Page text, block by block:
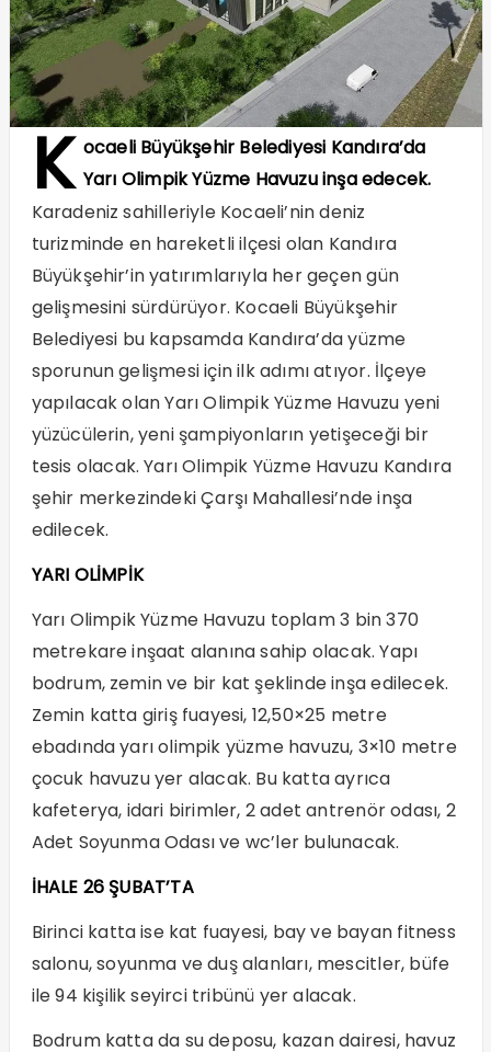
K ocaeli Büyükşehir Belediyesi Kandıra’da
Yarı Olimpik Yüzme Havuzu inşa edecek.
Karadeniz sahilleriyle Kocaeli’nin deniz
turizminde en hareketli ilçesi olan Kandıra
Büyükşehir’in yatırımlarıyla her geçen gün
gelişmesini sürdürüyor. Kocaeli Büyükşehir
Belediyesi bu kapsamda Kandıra’da yüzme
sporunun gelişmesi için ilk adımı atıyor. İlçeye
yapılacak olan Yarı Olimpik Yüzme Havuzu yeni
yüzücülerin, yeni şampiyonların yetişeceği bir
tesis olacak. Yarı Olimpik Yüzme Havuzu Kandıra
şehir merkezindeki Çarşı Mahallesi’nde inşa
edilecek.
YARI OLİMPİK
Yarı Olimpik Yüzme Havuzu toplam 3 bin 370
metrekare inşaat alanına sahip olacak. Yapı
bodrum, zemin ve bir kat şeklinde inşa edilecek.
Zemin katta giriş fuayesi, 12,50×25 metre
ebadında yarı olimpik yüzme havuzu, 3×10 metre
çocuk havuzu yer alacak. Bu katta ayrıca
kafeterya, idari birimler, 2 adet antrenör odası, 2
Adet Soyunma Odası ve wc’ler bulunacak.
İHALE 26 ŞUBAT’TA
Birinci katta ise kat fuayesi, bay ve bayan fitness
salonu, soyunma ve duş alanları, mescitler, büfe
ile 94 kişilik seyirci tribünü yer alacak.
Bodrum katta da su deposu, kazan dairesi, havuz